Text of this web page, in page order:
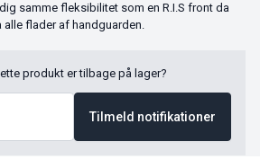
samme fleksibilitet som en R.I.S front da
alle flader af handguarden.
produkt er tilbage på lager?
Tilmeld notifikationer